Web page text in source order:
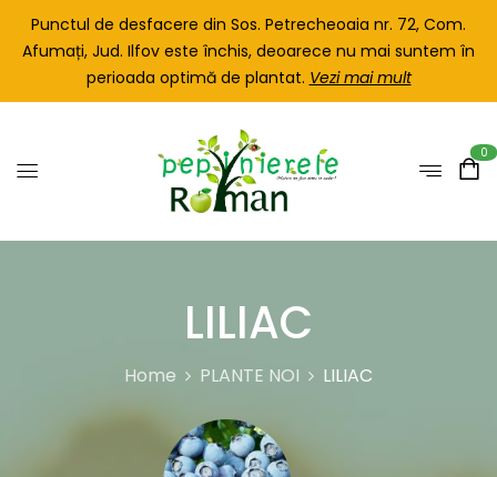
Punctul de desfacere din Sos. Petrecheoaia nr. 72, Com.
Afumați, Jud. Ilfov este închis, deoarece nu mai suntem în
perioada optimă de plantat. Vezi mai mult
0
LILIAC
Home PLANTE NOI LILIAC